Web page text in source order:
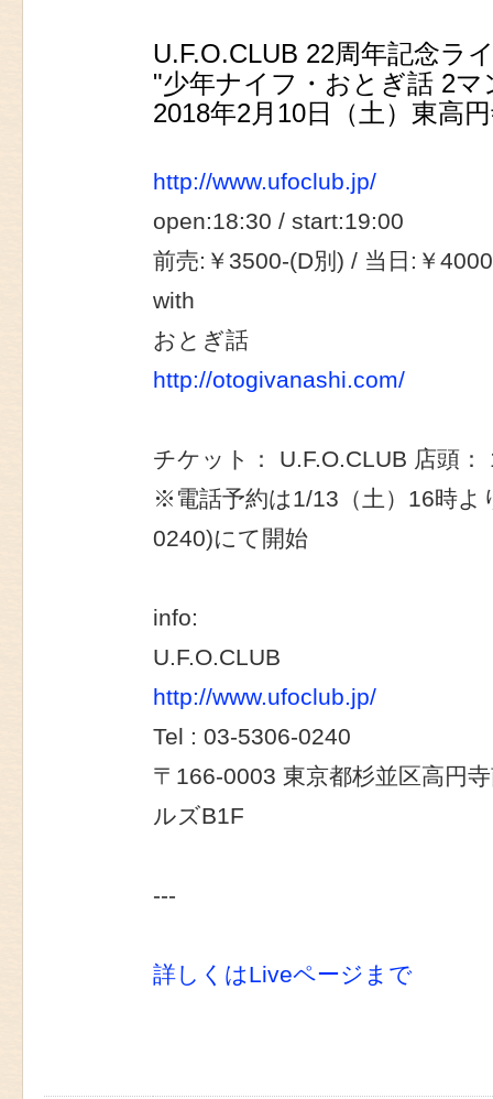
U.F.O.CLUB 22周年記念ラ
"少年ナイフ・おとぎ話 2マ
2018年2月10日（土）東高
http://www.ufoclub.jp/
open:18:30 / start:19:00
前売:￥3500-(D別) / 当日:￥
with
おとぎ話
http://otogivanashi.com/
チケット： U.F.O.CLUB 店頭
※電話予約は1/13（土）16時よ
0240)にて開始
info:
U.F.O.CLUB
http://www.ufoclub.jp/
Tel : 03-5306-0240
〒166-0003 東京都杉並区高円
ルズB1F
---
詳しくはLiveページまで